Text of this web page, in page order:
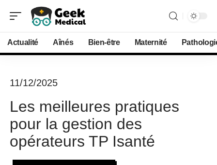
Actualité Aînés Bien-être Maternité
11/12/2025
Les meilleures pratiques
pour la gestion des
opérateurs TP Isanté